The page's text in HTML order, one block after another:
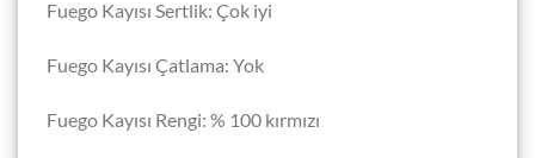
Fuego Kayısı Sertlik: Çok iyi
Fuego Kayısı Çatlama: Yok
Fuego Kayısı Rengi: % 100 kırmızı